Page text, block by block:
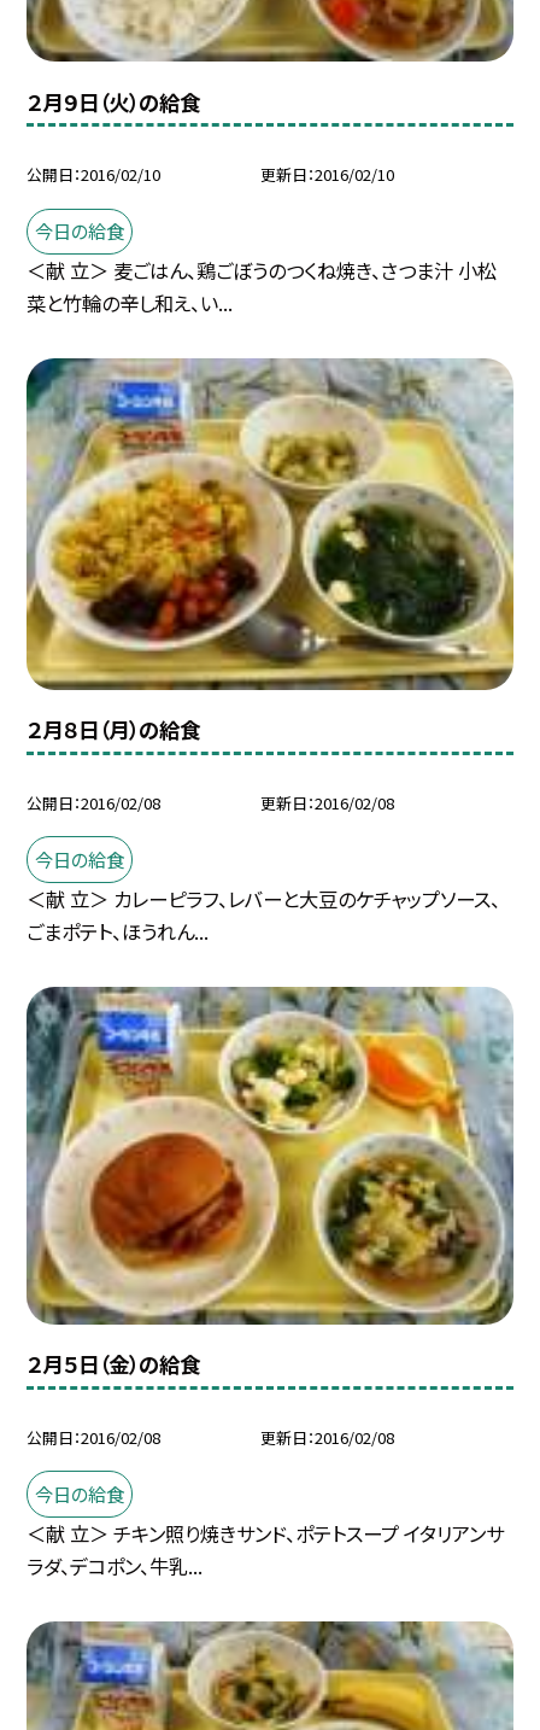
２月９日（火）の給食
公開日 2016/02/10 更新日 2016/02/10
今日の給食
＜献 立＞ 麦ごはん、鶏ごぼうのつくね焼き、さつま汁 小松
菜と竹輪の辛し和え、い...
２月８日（月）の給食
公開日 2016/02/08 更新日 2016/02/08
今日の給食
＜献 立＞ カレーピラフ、レバーと大豆のケチャップソース、
ごまポテト、ほうれん...
２月５日（金）の給食
公開日 2016/02/08 更新日 2016/02/08
今日の給食
＜献 立＞ チキン照り焼きサンド、ポテトスープ イタリアンサ
ラダ、デコポン、牛乳...